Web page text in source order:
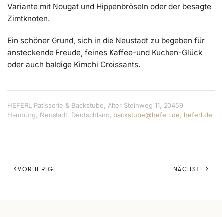
Variante mit Nougat und Hippenbröseln oder der besagte
Zimtknoten.
Ein schöner Grund, sich in die Neustadt zu begeben für
ansteckende Freude, feines Kaffee-und Kuchen-Glück
oder auch baldige Kimchi Croissants.
HEFERL Patisserie & Backstube, Alter Steinweg 11, 20459
Hamburg, Neustadt, Deutschland, backstube@heferl.de heferl.de
VORHERIGE NÄCHSTE